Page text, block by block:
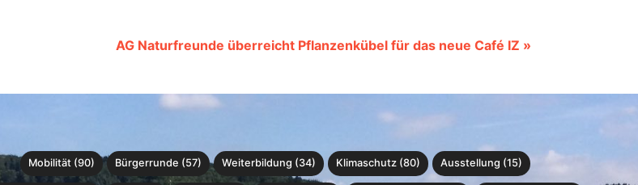
AG Naturfreunde überreicht Pflanzenkübel für das neue Café IZ »
Mobilität (90) Bürgerrunde (57) Weiterbildung (34) Klimaschutz (80) Ausstellung (15)